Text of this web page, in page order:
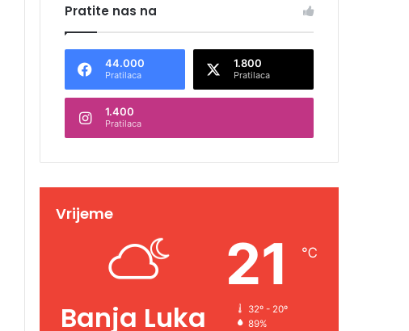
Pratite nas na
44.000
Pratilaca
1.800
Pratilaca
1.400
Pratilaca
Vrijeme
Banja Luka
21 ℃
32º - 20º
89%